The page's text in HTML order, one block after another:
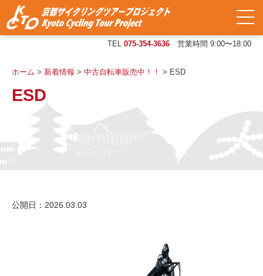
TEL 075-354-3636 営業時間 9:00〜18:00
公開日：2026.03.03
ホーム > 新着情報 > 中古自転車販売中！！ > ESD
ESD